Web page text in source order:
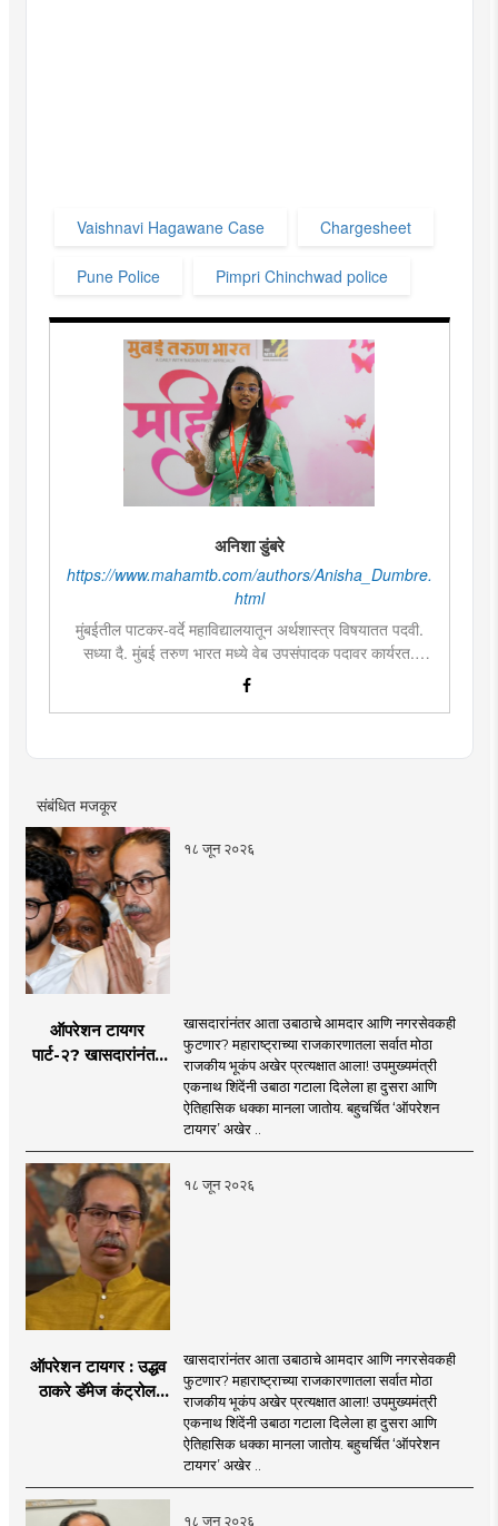
Vaishnavi Hagawane Case Chargesheet
Pune Police Pimpri Chinchwad police
अनिशा डुंबरे
https://www.mahamtb.com/authors/Anisha_Dumbre.
html
मुंबईतील पाटकर-वर्दे महाविद्यालयातून अर्थशास्त्र विषयातत पदवी.
सध्या दै. मुंबई तरुण भारत मध्ये वेब उपसंपादक पदावर कार्यरत.
लिखाण, वाचन आणि निवेदनाची विशेष आवड. मराठी साहित्य,
इतिहास, राजकारण, आणि मनोरंजन विषयांत रस. महाविद्यालयीन
संबंधित मजकूर
१८ जून २०२६
ऑपरेशन टायगर
पार्ट-२? खासदारांनंतर
खासदारांनंतर आता उबाठाचे आमदार आणि नगरसेवकही
फुटणार? महाराष्ट्राच्या राजकारणातला सर्वात मोठा
राजकीय भूकंप अखेर प्रत्यक्षात आला! उपमुख्यमंत्री
एकनाथ शिंदेंनी उबाठा गटाला दिलेला हा दुसरा आणि
ऐतिहासिक धक्का मानला जातोय. बहुचर्चित ‘ऑपरेशन
टायगर’ अखेर ..
१८ जून २०२६
ऑपरेशन टायगर : उद्धव
ठाकरे डॅमेज कंट्रोल
शिंदेंकडे जाण्याच्या चर्चा
सुरू
खासदारांनंतर आता उबाठाचे आमदार आणि नगरसेवकही
फुटणार? महाराष्ट्राच्या राजकारणातला सर्वात मोठा
राजकीय भूकंप अखेर प्रत्यक्षात आला! उपमुख्यमंत्री
एकनाथ शिंदेंनी उबाठा गटाला दिलेला हा दुसरा आणि
ऐतिहासिक धक्का मानला जातोय. बहुचर्चित ‘ऑपरेशन
टायगर’ अखेर ..
१८ जून २०२६